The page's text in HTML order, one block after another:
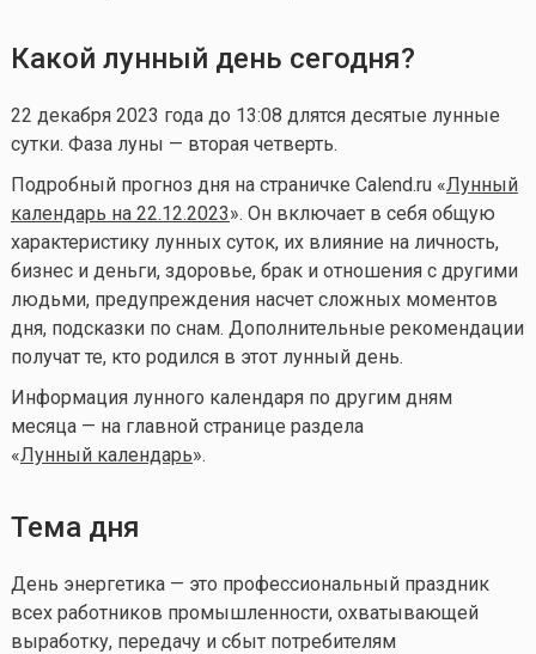
Какой лунный день сегодня?
22 декабря 2023 года до 13:08 длятся десятые лунные
сутки. Фаза луны — вторая четверть.
Подробный прогноз дня на страничке Calend.ru «Лунный
календарь на 22.12.2023». Он включает в себя общую
характеристику лунных суток, их влияние на личность,
бизнес и деньги, здоровье, брак и отношения с другими
людьми, предупреждения насчет сложных моментов
дня, подсказки по снам. Дополнительные рекомендации
получат те, кто родился в этот лунный день.
Информация лунного календаря по другим дням
месяца — на главной странице раздела
«Лунный календарь».
Тема дня
День энергетика — это профессиональный праздник
всех работников промышленности, охватывающей
выработку, передачу и сбыт потребителям